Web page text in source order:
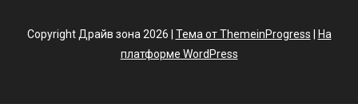
Copyright Драйв зона 2026 | Тема от ThemeinProgress
На
платформе WordPress